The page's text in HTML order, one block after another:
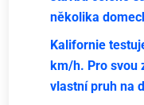
několika
Kalifornie
km/h. Pro svou
vlastní pruh na